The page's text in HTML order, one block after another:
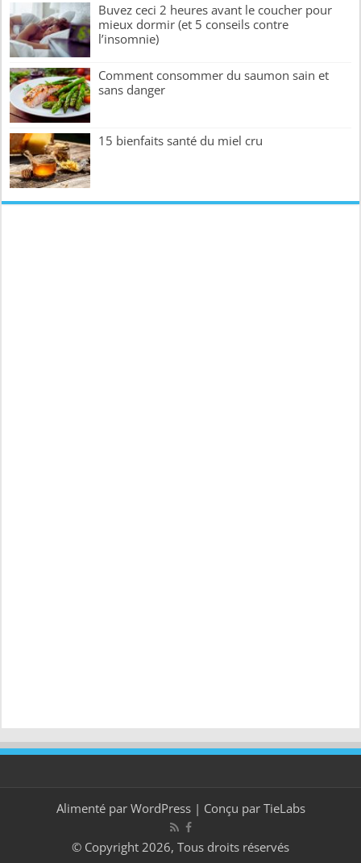
Buvez ceci 2 heures avant le coucher pour
mieux dormir (et 5 conseils contre
l’insomnie)
Comment consommer du saumon sain et
sans danger
15 bienfaits santé du miel cru
Alimenté par WordPress| Conçu par TieLabs
© Copyright 2026, Tous droits réservés